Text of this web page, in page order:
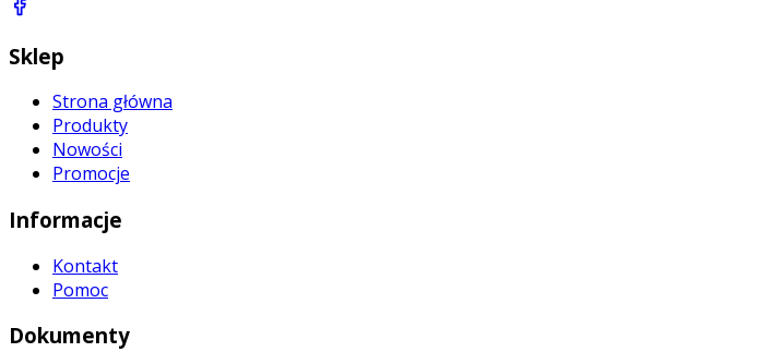
Sklep
Strona główna
Produkty
Nowości
Promocje
Informacje
Kontakt
Pomoc
Dokumenty